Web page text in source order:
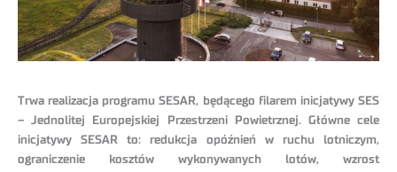
Trwa realizacja programu SESAR, będącego filarem inicjatywy SES
– Jednolitej Europejskiej Przestrzeni Powietrznej. Główne cele
inicjatywy SESAR to: redukcja opóźnień w ruchu lotniczym,
ograniczenie kosztów wykonywanych lotów, wzrost